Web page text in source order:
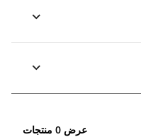
عرض 0 منتجات